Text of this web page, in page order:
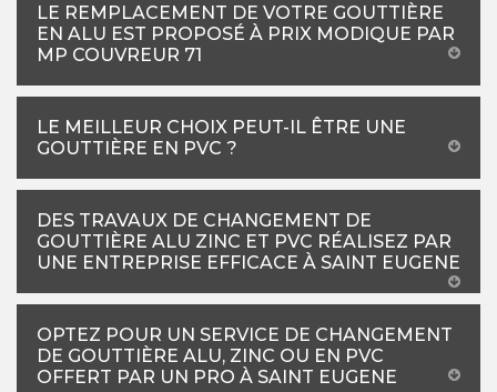
LE REMPLACEMENT DE VOTRE GOUTTIÈRE
EN ALU EST PROPOSÉ À PRIX MODIQUE PAR
MP COUVREUR 71
LE MEILLEUR CHOIX PEUT-IL ÊTRE UNE
GOUTTIÈRE EN PVC ?
DES TRAVAUX DE CHANGEMENT DE
GOUTTIÈRE ALU ZINC ET PVC RÉALISEZ PAR
UNE ENTREPRISE EFFICACE À SAINT EUGENE
OPTEZ POUR UN SERVICE DE CHANGEMENT
DE GOUTTIÈRE ALU, ZINC OU EN PVC
OFFERT PAR UN PRO À SAINT EUGENE